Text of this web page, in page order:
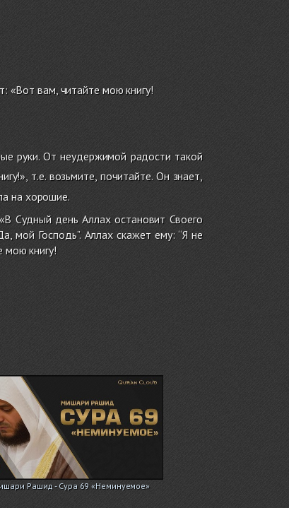
«Вот вам, читайте мою книгу!
руки. От неудержимой радости такой
т.е. возьмите, почитайте. Он знает,
на хорошие.
Судный день Аллах остановит Своего
мой Господь’’. Аллах скажет ему: ‘‘Я не
мою книгу!
Рашид - Сура 69 «Неминуемое»